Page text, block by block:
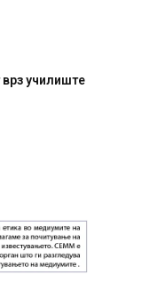
СОЗИС: Украинците